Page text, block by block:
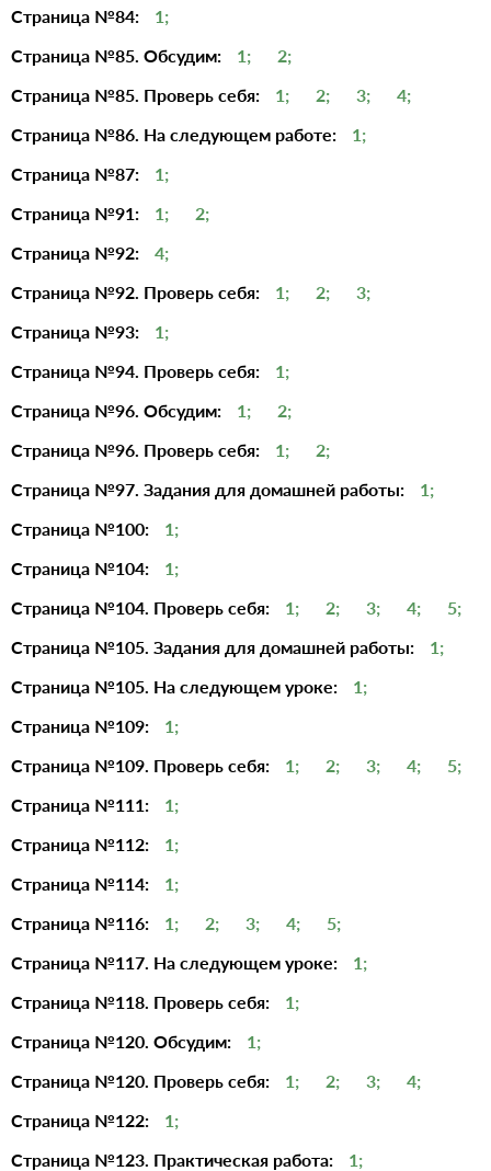
Страница №84:
1;
Страница №85. Обсудим:
1;
2;
Страница №85. Проверь себя:
1; 2; 3;
4;
Страница №86. На следующем работе:
1;
Страница №87:
1;
Страница №91:
1;
2;
Страница №92:
4;
Страница №92. Проверь себя:
1; 2;
3;
Страница №93:
1;
Страница №94. Проверь себя:
1;
Страница №96. Обсудим:
1;
2;
Страница №96. Проверь себя:
1;
2;
Страница №97. Задания для домашней работы:
1;
Страница №100:
1;
Страница №104:
1;
Страница №104. Проверь себя:
1; 2; 3; 4;
5;
Страница №105. Задания для домашней работы:
1;
Страница №105. На следующем уроке:
1;
Страница №109:
1;
Страница №109. Проверь себя:
1; 2; 3; 4;
5;
Страница №111:
1;
Страница №112:
1;
Страница №114:
1;
Страница №116:
1; 2; 3; 4;
5;
Страница №117. На следующем уроке:
1;
Страница №118. Проверь себя:
1;
Страница №120. Обсудим:
1;
Страница №120. Проверь себя:
1; 2; 3;
4;
Страница №122:
1;
Страница №123. Практическая работа:
1;